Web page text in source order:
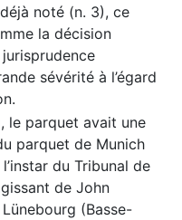
noté (n. 3), ce
sévérité à l’égard
le parquet avait une
parquet de Munich
de John
(Basse-